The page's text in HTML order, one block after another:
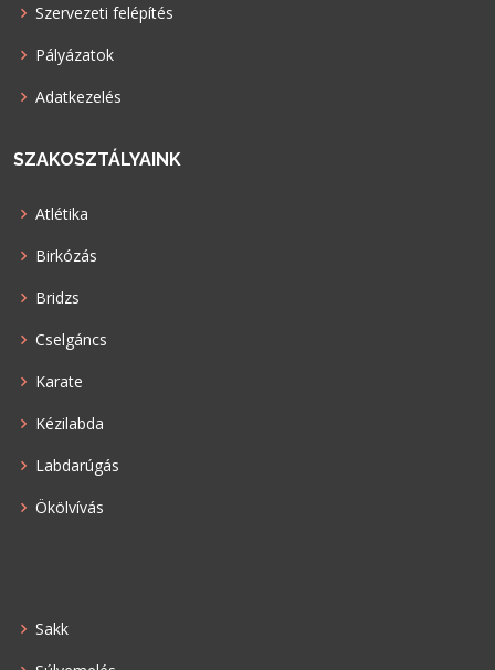
Szervezeti felépítés
Pályázatok
Adatkezelés
SZAKOSZTÁLYAINK
Atlétika
Birkózás
Bridzs
Cselgáncs
Karate
Kézilabda
Labdarúgás
Ökölvívás
Sakk